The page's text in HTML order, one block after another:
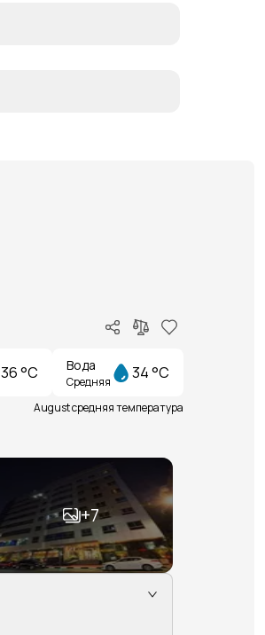
36 °C Вода
Средняя 34 °C
August средняя температура
+7